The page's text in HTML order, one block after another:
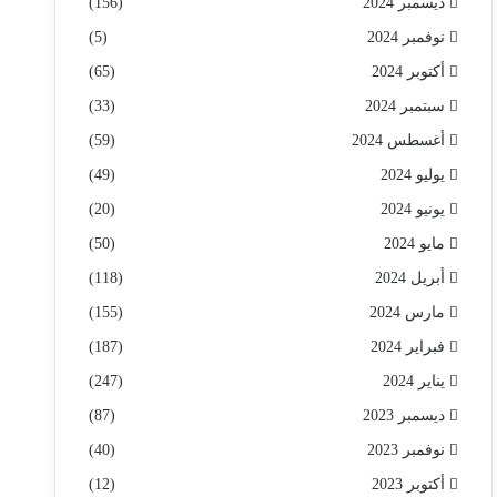
نوفمبر 2024 (5)
أكتوبر 2024 (65)
سبتمبر 2024 (33)
أغسطس 2024 (59)
يوليو 2024 (49)
يونيو 2024 (20)
مايو 2024 (50)
أبريل 2024 (118)
مارس 2024 (155)
فبراير 2024 (187)
يناير 2024 (247)
ديسمبر 2023 (87)
نوفمبر 2023 (40)
أكتوبر 2023 (12)